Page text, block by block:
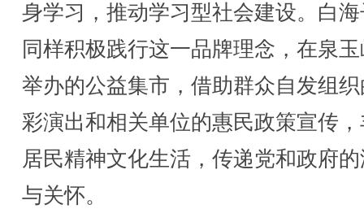
身学习，推动学习型社会建设。白
同样积极践行这一品牌理念，在泉
举办的公益集市，借助群众自发组
彩演出和相关单位的惠民政策宣传
居民精神文化生活，传递党和政府
与关怀。